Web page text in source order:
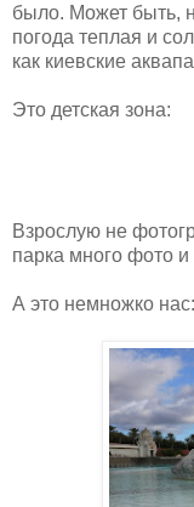
было. Может быть,
погода теплая и
как киевские
Это детская зона:
Взрослую не
парка много фото и
А это немножко нас: